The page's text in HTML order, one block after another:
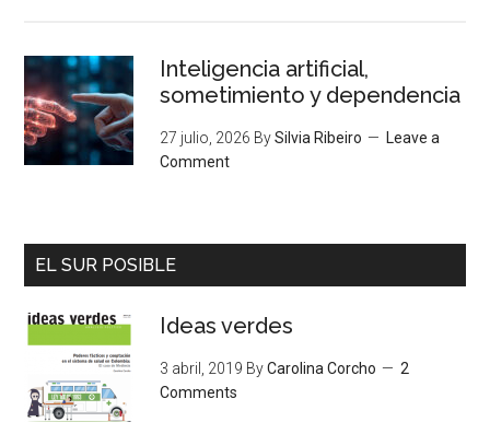
Inteligencia artificial,
sometimiento y dependencia
27 julio, 2026 BySilvia Ribeiro
Leave a
Comment
EL SUR POSIBLE
Ideas verdes
3 abril, 2019 ByCarolina Corcho
2
Comments